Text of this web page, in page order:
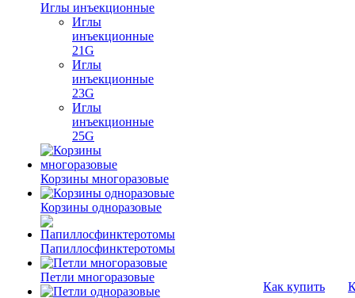
Иглы инъекционные
Иглы
инъекционные
21G
Иглы
инъекционные
23G
Иглы
инъекционные
25G
Корзины многоразовые
Корзины одноразовые
Папиллосфинктеротомы
Петли многоразовые
Как купить